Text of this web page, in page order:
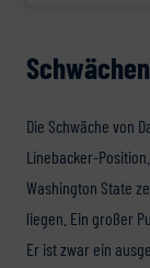
Schwächen
Die Schwäche von
Linebacker-
Washington State
liegen. Ein großer
Er ist zwar ein